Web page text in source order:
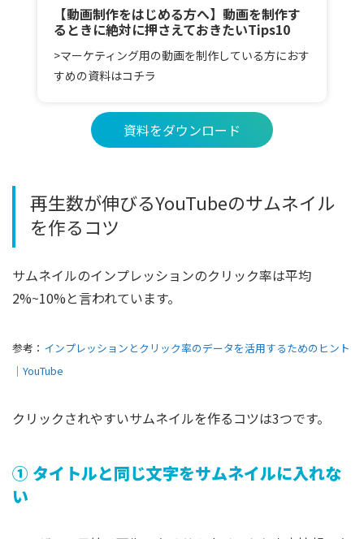
【動画制作をはじめる方へ】動画を制作す
るときに絶対に押さえておきたいTips10
>マーケティング用の動画を制作している方におす
すめの資料はコチラ
資料をダウンロード
再生数が伸びるYouTubeのサムネイル
を作るコツ
サムネイルのインプレッションのクリック率は平均
2%~10%と言われています。
参考： インプレッションとクリック率のデータを活用するためのヒント
｜YouTube
クリックされやすいサムネイルを作るコツは3つです。
① タイトルと同じ文字をサムネイルに入れな
い